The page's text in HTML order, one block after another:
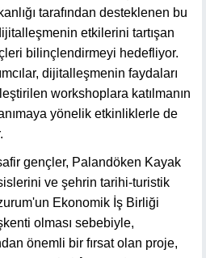
tarafından desteklenen bu
etkilerini tartışan
bilinçlendirmeyi hedefliyor.
dijitalleşmenin faydaları
workshoplara katılmanın
yönelik etkinliklerle de
gençler, Palandöken Kayak
ve şehrin tarihi-turistik
Ekonomik İş Birliği
olması sebebiyle,
önemli bir fırsat olan proje,